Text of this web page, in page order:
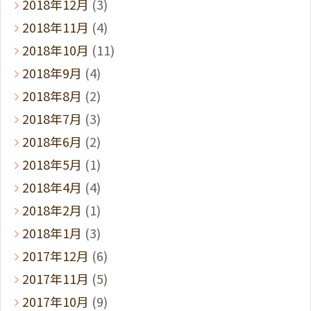
2018年12月 (3)
2018年11月 (4)
2018年10月 (11)
2018年9月 (4)
2018年8月 (2)
2018年7月 (3)
2018年6月 (2)
2018年5月 (1)
2018年4月 (4)
2018年2月 (1)
2018年1月 (3)
2017年12月 (6)
2017年11月 (5)
2017年10月 (9)